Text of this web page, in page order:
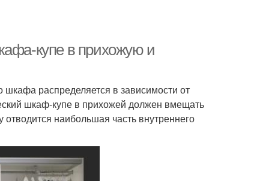
купе в прихожую и
шкафа распределяется в зависимости от
шкаф-купе в прихожей должен вмещать
наибольшая часть внутреннего